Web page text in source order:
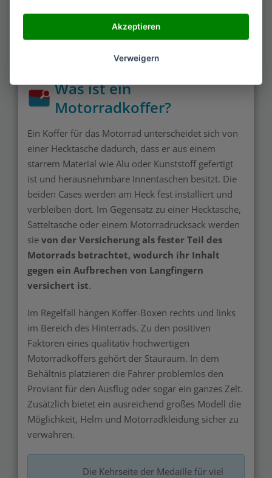
Wer das Motorrad auf Ausflügen und
Reisen benutzt, sollte darin auch Platz
für das Gepäck haben.
Was ist ein
Motorradkoffer?
Ein Koffer für das Motorrad unterscheidet sich von
einer Hecktasche dadurch, dass er aus einem
starrem Material wie Alu oder Kunststoff gefertigt
ist und herausnehmbare Innentaschen besitzt. Die
beiden Cases werden am Heck fest installiert und
verbleiben dort. Im Gegensatz zu einer Hecktasche,
Satteltasche oder einem Motorradrucksack werden
sie von der Versicherung als fester Teil des
Motorrads betrachtet, wodurch ihr Inhalt
gegen ein Aufbrechen von Langfingern
versichert ist.
Im Regelfall hängen Koffer-Boxen rechts und links
im Bereich des Hinterrads. Zu den positiven
Faktoren eines qualitativ hochwertigen
Motorradkoffers gehört der Stauraum. In dem
Behältnis platzieren die Fahrer problemlos den
Proviant für den Ausflug oder sogar ein ganzes Zelt.
Zusätzlich bietet ein ausreichend großes Modell die
Möglichkeit, Helm und Motorradkleidung sicher zu
verwahren.
Die Kehrseite der Medaille für viel
Akzeptieren
Verweigern